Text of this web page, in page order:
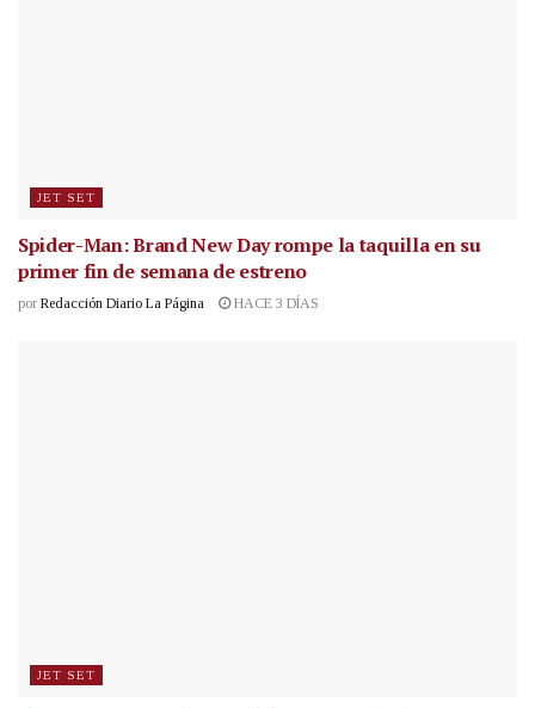
JET SET
Spider-Man: Brand New Day rompe la taquilla en su
primer fin de semana de estreno
por Redacción Diario La Página HACE 3 DÍAS
JET SET